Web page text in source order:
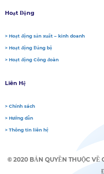
Hoạt Động
> Hoạt động sản xuất – kinh doanh
> Hoạt động Đảng bộ
> Hoạt động Công đoàn
Liên Hệ
> Chính sách
> Hướng dẫn
> Thông tin liên hệ
© 2020 BẢN QUYỀN THUỘC VỀ